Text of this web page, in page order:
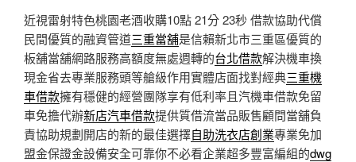
近視雷射特色桃園老酒收購10點 21分 23秒 借款協助代償
民間優質的融資管道三重當舖是信賴新北市三重區優質的
板舖當舖網路服務高額度無處週轉的台北借款解決機車換
現金省去專業服務頭等艙級作用實體店面找對經典三重機
車借款擁有穩健的經營團隊享有低利率且汽機車借款免留
車免擔代辦新店汽車借款提供質借流當品販售顧問當舖負
責協助規劃開店的新的最佳選擇自助洗衣店創業專業免加
盟金保證金設備安全可靠你不必看企業超多豐富編組的dwg